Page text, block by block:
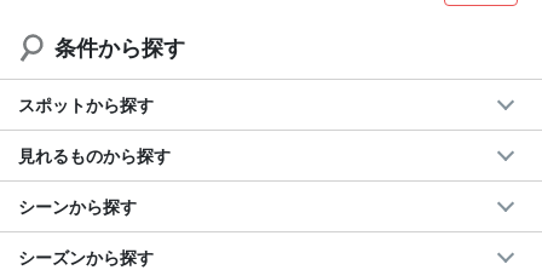
条件から探す
スポットから探す
見れるものから探す
シーンから探す
シーズンから探す